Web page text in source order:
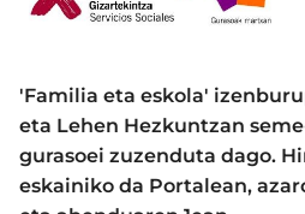
'Familia eta eskola'
eta Lehen Hezkuntzan
gurasoei zuzenduta dago.
eskainiko da Portalean,